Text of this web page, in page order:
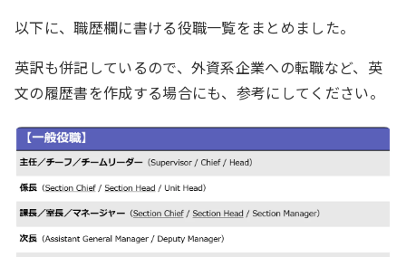
以下に、職歴欄に書ける役職一覧をまとめました。
英訳も併記しているので、外資系企業への転職など、英
文の履歴書を作成する場合にも、参考にしてください。